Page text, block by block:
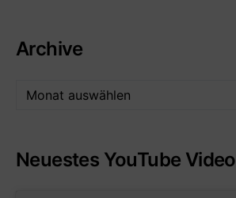
Archive
Neuestes YouTube Video